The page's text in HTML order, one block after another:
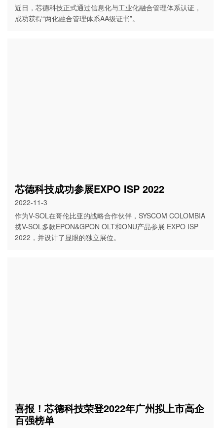
近日，芯德科技正式通过信息化与工业化融合管理体系认证，
成功获得“两化融合管理体系AA级证书”。
芯德科技成功参展EXPO ISP 2022
2022-11-3
作为V-SOL在哥伦比亚的战略合作伙伴，SYSCOM COLOMBIA
携V-SOL多款EPON&GPON OLT和ONU产品参展 EXPO ISP
2022，并设计了显眼的独立展位。
喜报！芯德科技荣登2022年广州拟上市高企
百强榜单